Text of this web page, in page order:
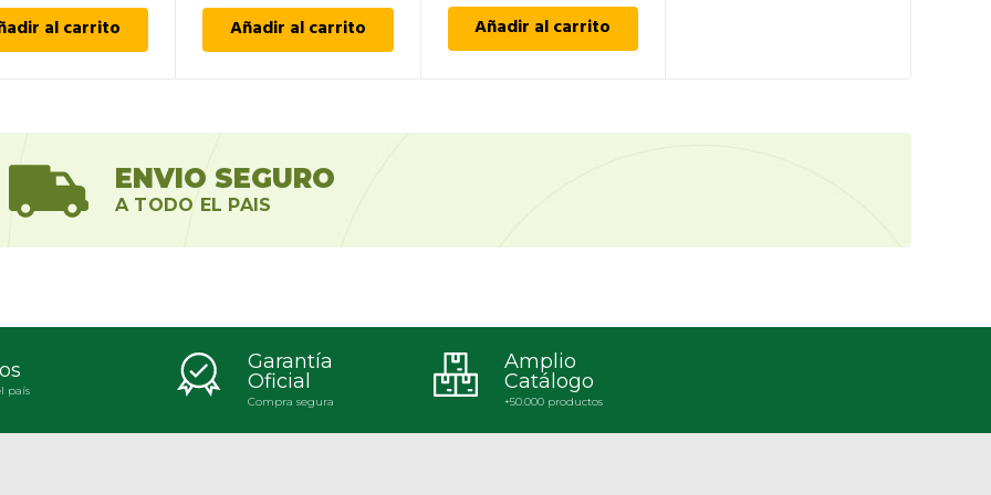
al carrito Añadir al carrito Añadir al carrito
ENVIO SEGURO
A TODO EL PAIS
país
Garantía
Oficial
Compra segura
Amplio
Catálogo
+50.000 productos